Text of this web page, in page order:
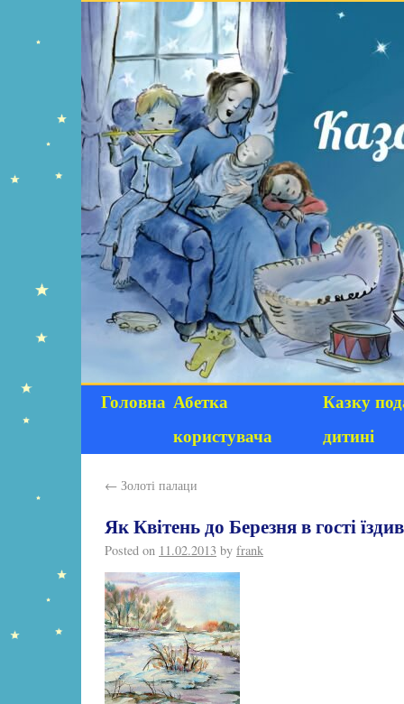
Головна Абетка
користувача
Казку
дитині
← Золоті палаци
Як Квітень до Березня в гості їздив
Posted on 11.02.2013 by frank